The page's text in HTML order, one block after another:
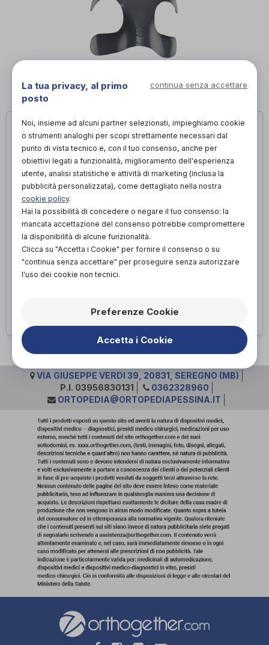
MASCHERINA IN CARBONIO SU MISURA
Richiedi appuntamento
VIA GIUSEPPE VERDI 39, 20831, SEREGNO (MB)
P.I. 03956830131
0362328960
ORTOPEDIA@ORTOPEDIAPESSINA.IT
La tua privacy, al primo
posto
continua senza accettare
Noi, insieme ad alcuni partner selezionati, impieghiamo cookie
o strumenti analoghi per scopi strettamente necessari dal
punto di vista tecnico e, con il tuo consenso, anche per
obiettivi legati a funzionalità, miglioramento dell'esperienza
utente, analisi statistiche e attività di marketing (inclusa la
pubblicità personalizzata), come dettagliato nella nostra
cookie policy.
Hai la possibilità di concedere o negare il tuo consenso: la
mancata accettazione del consenso potrebbe compromettere
la disponibilità di alcune funzionalità.
Clicca su "Accetta i Cookie" per fornire il consenso o su
"continua senza accettare" per proseguire senza autorizzare
l'uso dei cookie non tecnici.
Preferenze Cookie
Accetta i Cookie